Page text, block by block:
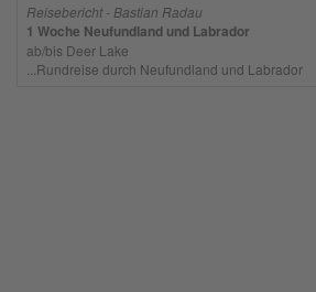
Reisebericht - Bastian Radau
1 Woche Neufundland und Labrador
ab/bis Deer Lake
...Rundreise durch Neufundland und Labrador